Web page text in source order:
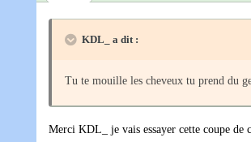
KDL_ a dit :
Tu te mouille les cheveux tu prend du
Merci KDL_ je vais essayer cette coupe de